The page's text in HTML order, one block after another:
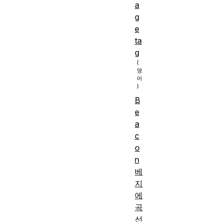
a
g
e
ta
g
B
e
a
c
o
n
베
지
에
곡
선